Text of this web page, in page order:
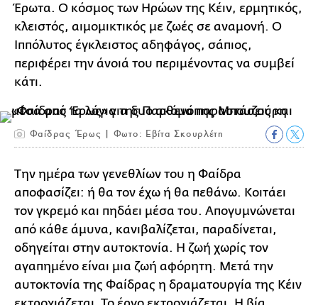
Έρωτα. Ο κόσμος των Ηρώων της Κέιν, ερμητικός,
κλειστός, αιμομικτικός με ζωές σε αναμονή. Ο
Ιππόλυτος έγκλειστος αδηφάγος, σάπιος,
περιφέρει την άνοιά του περιμένοντας να συμβεί
κάτι.
Φαίδρας Έρως | Φωτο: Εβίτα Σκουρλέτη
Την ημέρα των γενεθλίων του η Φαίδρα
αποφασίζει: ή θα τον έχω ή θα πεθάνω. Κοιτάει
τον γκρεμό και πηδάει μέσα του. Απογυμνώνεται
από κάθε άμυνα, κανιβαλίζεται, παραδίνεται,
οδηγείται στην αυτοκτονία. Η ζωή χωρίς τον
αγαπημένο είναι μια ζωή αφόρητη. Μετά την
αυτοκτονία της Φαίδρας η δραματουργία της Κέιν